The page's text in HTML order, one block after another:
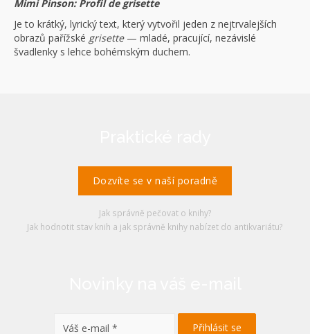
Mimi Pinson: Profil de grisette
Je to krátký, lyrický text, který vytvořil jeden z nejtrvalejších
obrazů pařížské grisette— mladé, pracující, nezávislé
švadlenky s lehce bohémským duchem.
Dozvíte se v naší poradně
Jak správně pečovat o knihy?
Jak hodnotit stav knih a jak správně knihy nabízet do antikvariátu?